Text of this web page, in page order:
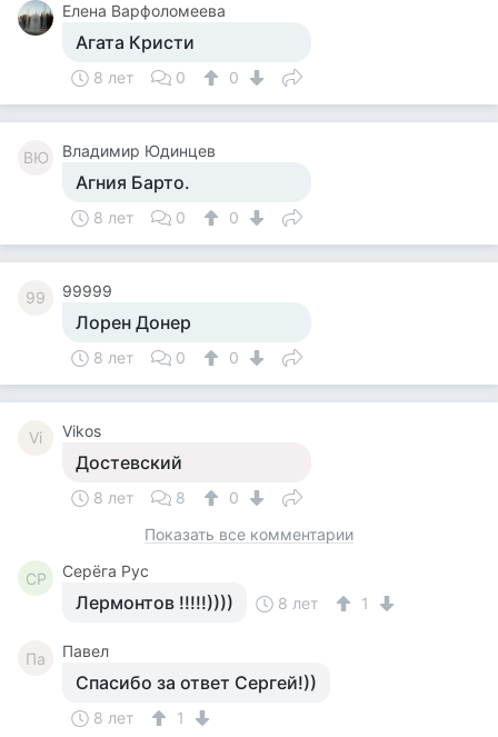
Елена Варфоломеева
Агата Кристи
8 лет 0 0
ВЮ Владимир Юдинцев
Агния Барто.
8 лет 0 0
99 99999
Лорен Донер
8 лет 0 0
Vi Vikos
Достевский
8 лет 8
0
Показать все комментарии
СР Серёга Рус
Лермонтов !!!!!)))) 8 лет 1
Па Павел
Спасибо за ответ Сергей!))
8 лет 1